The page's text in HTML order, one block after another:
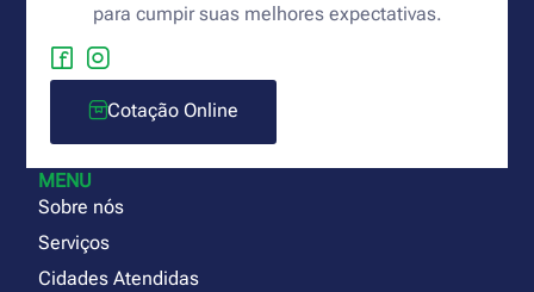
para cumpir suas melhores expectativas.
Cotação Online
MENU
Sobre nós
Serviços
Cidades Atendidas